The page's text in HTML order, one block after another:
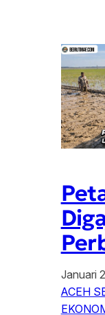
Januari
ACEH